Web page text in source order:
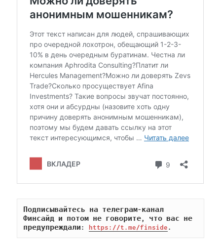
Подписывайтесь на телеграм-канал
Финсайд и потом не говорите, что вас не
предупреждали: https://t.me/finside.